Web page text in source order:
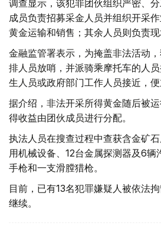
调查显示，该犯罪团伙组织严密、
成员负责招募采金人员并组织开采
黄金运输和销售；其余人员则负责现
金融监管署表示，为掩盖非法活动
排人员放哨，并派骑乘摩托车的人
生人员或政府部门工作人员接近，便
据介绍，非法开采所得黄金随后被
得收益由团伙成员进行分配。
执法人员在搜查过程中查获含金矿
用机械设备、12台金属探测器及6
手枪和一支滑膛猎枪。
目前，已有13名犯罪嫌疑人被依法
继续。